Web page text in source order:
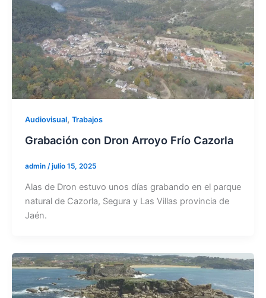
Audiovisual, Trabajos
Grabación con Dron Arroyo Frío Cazorla
admin /julio 15, 2025
Alas de Dron estuvo unos días grabando en el parque
natural de Cazorla, Segura y Las Villas provincia de
Jaén.